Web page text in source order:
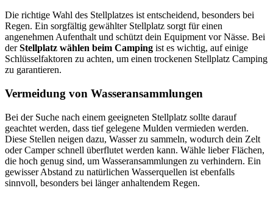
Die richtige Wahl des Stellplatzes ist entscheidend, besonders bei
Regen. Ein sorgfältig gewählter Stellplatz sorgt für einen
angenehmen Aufenthalt und schützt dein Equipment vor Nässe. Bei
derStellplatz wählen beim Camping ist es wichtig, auf einige
Schlüsselfaktoren zu achten, um einen trockenen Stellplatz Camping
zu garantieren.
Vermeidung von Wasseransammlungen
Bei der Suche nach einem geeigneten Stellplatz sollte darauf
geachtet werden, dass tief gelegene Mulden vermieden werden.
Diese Stellen neigen dazu, Wasser zu sammeln, wodurch dein Zelt
oder Camper schnell überflutet werden kann. Wähle lieber Flächen,
die hoch genug sind, um Wasseransammlungen zu verhindern. Ein
gewisser Abstand zu natürlichen Wasserquellen ist ebenfalls
sinnvoll, besonders bei länger anhaltendem Regen.